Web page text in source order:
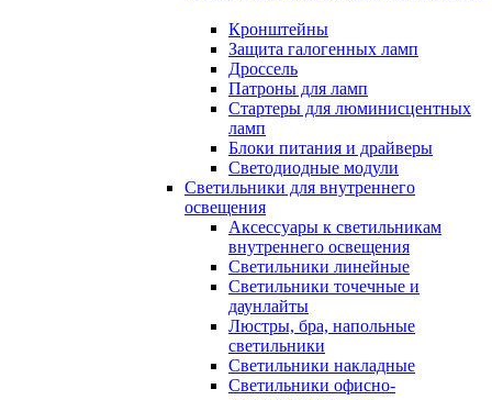
Кронштейны
Защита галогенных ламп
Дроссель
Патроны для ламп
Стартеры для люминисцентных
ламп
Блоки питания и драйверы
Светодиодные модули
Светильники для внутреннего
освещения
Аксессуары к светильникам
внутреннего освещения
Светильники линейные
Светильники точечные и
даунлайты
Люстры, бра, напольные
светильники
Светильники накладные
Светильники офисно-